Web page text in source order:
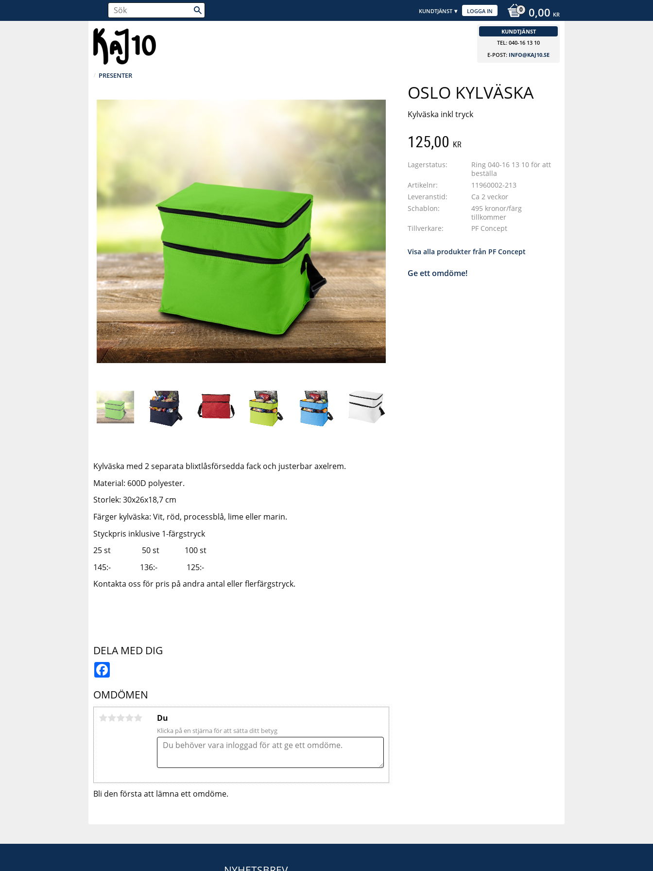
0,00 KR
LOGGA IN
KUNDTJÄNST
KUNDTJÄNST
TEL: 040-16 13 10
E-POST: INFO@KAJ10.SE
PRESENTER
OSLO KYLVÄSKA
Kylväska inkl tryck
125,00 KR
Lagerstatus
Ring 040-16 13 10 för att
beställa
Artikelnr
11960002-213
Leveranstid
Ca 2 veckor
Schablon
495 kronor/färg
tillkommer
Tillverkare
PF Concept
Visa alla produkter från PF Concept
Ge ett omdöme!
Kylväska med 2 separata blixtlåsförsedda fack och justerbar axelrem.
Material: 600D polyester.
Storlek: 30x26x18,7 cm
Färger kylväska: Vit, röd, processblå, lime eller marin.
Styckpris inklusive 1-färgstryck
25 st 50 st 100 st
145:- 136:- 125:-
Kontakta oss för pris på andra antal eller flerfärgstryck.
DELA MED DIG
OMDÖMEN
Du
Klicka på en stjärna för att sätta ditt betyg
Bli den första att lämna ett omdöme.